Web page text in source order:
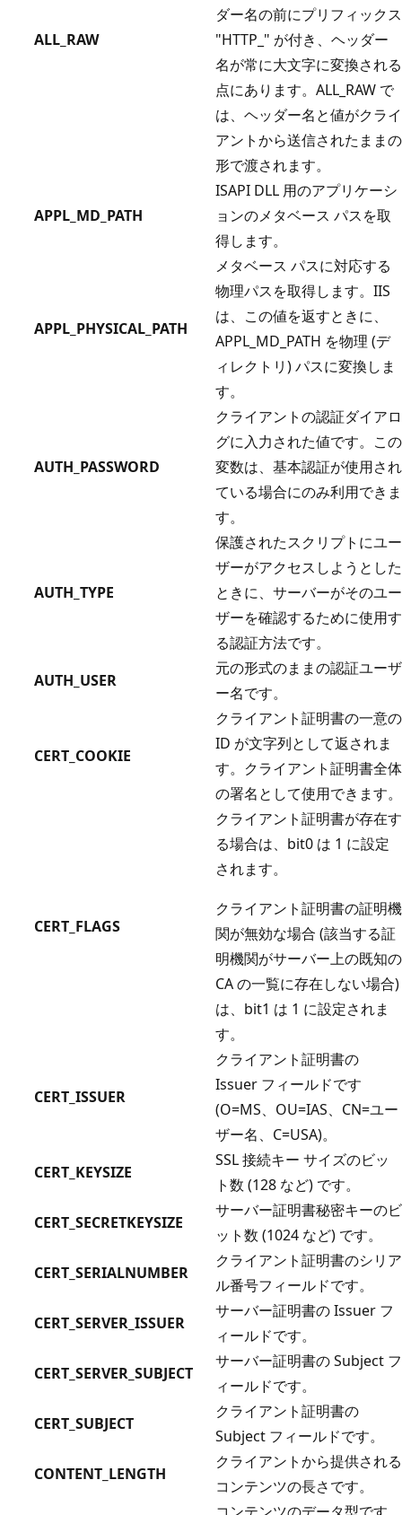
ALL_RAW
ダー名の前にプリフィックス
"HTTP_" が付き、ヘッダー
名が常に大文字に変換される
点にあります。ALL_RAW で
は、ヘッダー名と値がクライ
アントから送信されたままの
形で渡されます。
APPL_MD_PATH
ISAPI DLL 用のアプリケーシ
ョンのメタベース パスを取
得します。
APPL_PHYSICAL_PATH
メタベース パスに対応する
物理パスを取得します。IIS
は、この値を返すときに、
APPL_MD_PATH を物理 (デ
ィレクトリ) パスに変換しま
す。
AUTH_PASSWORD
クライアントの認証ダイアロ
グに入力された値です。この
変数は、基本認証が使用され
ている場合にのみ利用できま
す。
AUTH_TYPE
保護されたスクリプトにユー
ザーがアクセスしようとした
ときに、サーバーがそのユー
ザーを確認するために使用す
る認証方法です。
AUTH_USER
元の形式のままの認証ユーザ
ー名です。
CERT_COOKIE
クライアント証明書の一意の
ID が文字列として返されま
す。クライアント証明書全体
の署名として使用できます。
CERT_FLAGS
クライアント証明書が存在す
る場合は、bit0 は 1 に設定
されます。
クライアント証明書の証明機
関が無効な場合 (該当する証
明機関がサーバー上の既知の
CA の一覧に存在しない場合)
は、bit1 は 1 に設定されま
す。
CERT_ISSUER
クライアント証明書の
Issuer フィールドです
(O=MS、OU=IAS、CN=ユー
ザー名、C=USA)。
CERT_KEYSIZE
SSL 接続キー サイズのビッ
ト数 (128 など) です。
CERT_SECRETKEYSIZE
サーバー証明書秘密キーのビ
ット数 (1024 など) です。
CERT_SERIALNUMBER
クライアント証明書のシリア
ル番号フィールドです。
CERT_SERVER_ISSUER
サーバー証明書の Issuer フ
ィールドです。
CERT_SERVER_SUBJECT
サーバー証明書の Subject フ
ィールドです。
CERT_SUBJECT
クライアント証明書の
Subject フィールドです。
CONTENT_LENGTH
クライアントから提供される
コンテンツの長さです。
コンテンツのデータ型です。